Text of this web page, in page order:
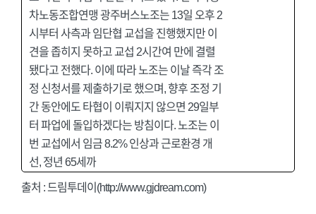
차노동조합연맹 광주버스노조는 13일 오후 2
시부터 사측과 임단협 교섭을 진행했지만 이
견을 좁히지 못하고 교섭 2시간여 만에 결렬
됐다고 전했다. 이에 따라 노조는 이날 즉각 조
정 신청서를 제출하기로 했으며, 향후 조정 기
간 동안에도 타협이 이뤄지지 않으면 29일부
터 파업에 돌입하겠다는 방침이다. 노조는 이
번 교섭에서 임금 8.2% 인상과 근로환경 개
선, 정년 65세까
출처 : 드림투데이(http://www.gjdream.com)